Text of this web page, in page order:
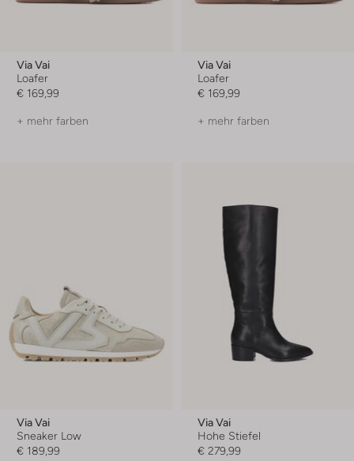
Via Vai
Loafer
€ 169,99
+ mehr farben
Via Vai
Loafer
€ 169,99
+ mehr farben
Via Vai
Sneaker Low
€ 189,99
Via Vai
Hohe Stiefel
€ 279,99